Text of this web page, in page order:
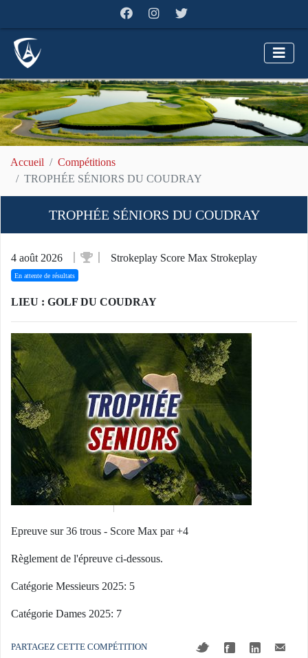
Accueil
Compétitions
TROPHÉE SÉNIORS DU COUDRAY
TROPHÉE SÉNIORS DU COUDRAY
4 août 2026 Strokeplay Score Max Strokeplay
En attente de résultats
LIEU : GOLF DU COUDRAY
Epreuve sur 36 trous - Score Max par +4
Règlement de l'épreuve ci-dessous.
Catégorie Messieurs 2025: 5
Catégorie Dames 2025: 7
PARTAGEZ CETTE COMPÉTITION